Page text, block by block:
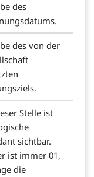
des
des von der
Stelle ist
sichtbar.
ist immer 01,
die